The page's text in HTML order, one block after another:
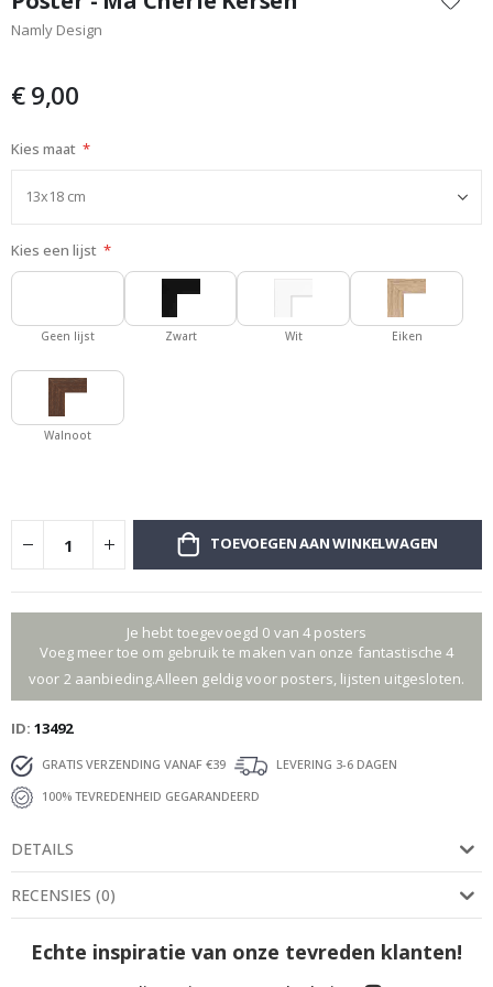
het
begin
afbeeldingen-
Namly Design
€ 9,00
Kies maat
Kies een lijst
Geen lijst Zwart Wit Eiken
Walnoot
TOEVOEGEN AAN WINKELWAGEN
Je hebt toegevoegd 0 van 4 posters
Voeg meer toe om gebruik te maken van onze fantastische 4
voor 2 aanbieding.Alleen geldig voor posters, lijsten uitgesloten.
ID 13492
GRATIS VERZENDING VANAF €39
LEVERING 3-6 DAGEN
100% TEVREDENHEID GEGARANDEERD
DETAILS
RECENSIES (0)
Echte inspiratie van onze tevreden klanten!